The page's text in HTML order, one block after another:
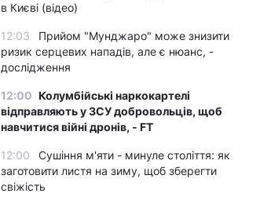
в Києві (відео)
12:03
Прийом "Мунджаро" може знизити
ризик серцевих нападів, але є нюанс, -
дослідження
12:00 Колумбійські наркокартелі
відправляють у ЗСУ добровольців, щоб
навчитися війні дронів, - FT
12:00
Сушіння м'яти - минуле століття: як
заготовити листя на зиму, щоб зберегти
свіжість